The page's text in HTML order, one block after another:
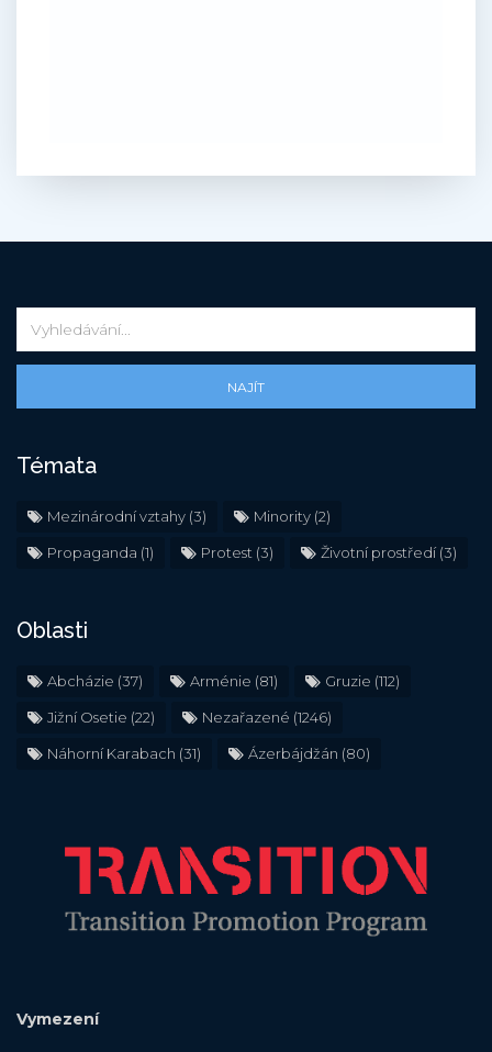
NAJÍT
Témata
Mezinárodní vztahy (3) Minority (2)
Propaganda (1) Protest (3) Životní prostředí(3)
Oblasti
Abcházie (37) Arménie (81) Gruzie (112)
Jižní Osetie (22) Nezařazené (1246)
Náhorní Karabach (31) Ázerbájdžán (80)
Vymezení